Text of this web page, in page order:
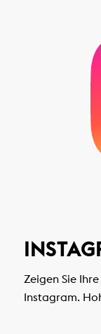
Zeigen Sie
Instagram.